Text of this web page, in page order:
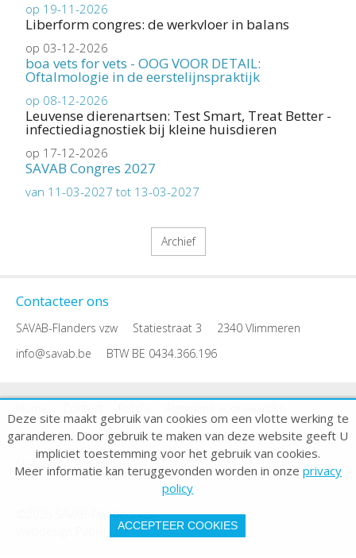
Deze site maakt gebruik van cookies om een vlotte werking te
garanderen. Door gebruik te maken van deze website geeft U
impliciet toestemming voor het gebruik van cookies.
Meer informatie kan teruggevonden worden in onze privacy
policy
ACCEPTEER COOKIES
op 19-11-2026
Liberform congres: de werkvloer in balans
op 03-12-2026
boa vets for vets - OOG VOOR DETAIL:
Oftalmologie in de eerstelijnspraktijk
op 08-12-2026
Leuvense dierenartsen: Test Smart, Treat Better -
infectiediagnostiek bij kleine huisdieren
op 17-12-2026
SAVAB Congres 2027
van 11-03-2027 tot 13-03-2027
Archief
Contacteer ons
SAVAB-Flanders vzw Statiestraat 3
2340 Vlimmeren
info@savab.be
BTW BE 0434.366.196
Disclaimer
Privacy policy Sitemap
Nieuwsbrief
Statuten
Activiteiten
©2026 SAVAB-Flanders vzw
Webdesign Publi4u.be